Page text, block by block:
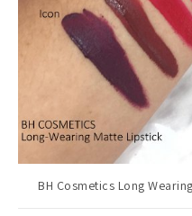
BH Cosmetics Long